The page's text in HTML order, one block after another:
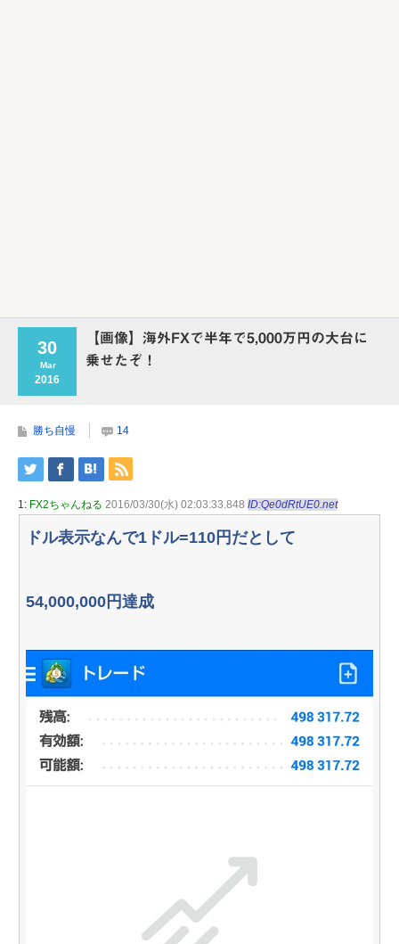
30
Mar
2016
【画像】海外FXで半年で5,000万円の大台に
乗せたぞ！
勝ち自慢 14
1: FX2ちゃんねる 2016/03/30(水) 02:03:33.848 ID:Qe0dRtUE0.net
ドル表示なんで1ドル=110円だとして
54,000,000円達成